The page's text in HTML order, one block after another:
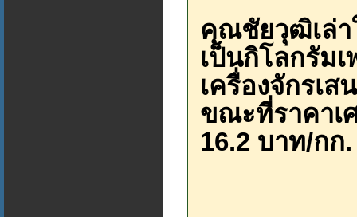
คุณชัยวุฒิเล่า
เป็นกิโลกรัม
เครื่องจักรเ
ขณะที่ราคาเ
16.2 บาท/กก